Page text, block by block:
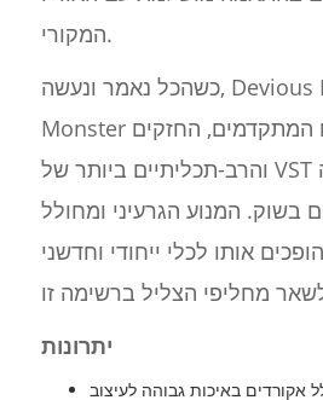
המקורי.
כשהכל נאמר ונעשה, Devious Machines Pitch
Monster הוא אחד התוספים המתקדמים, החזקים
והרב-תכליתיים ביותר של VST למשמבי גובה
בשוק. המנוע הגרעיני ומחולל
אותו לכלי ייחודי וחדשני
יתרונות
אקורדים באיכות גבוהה לעיצוב